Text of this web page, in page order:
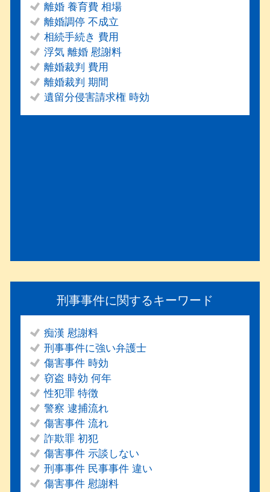
離婚 養育費 相場
離婚調停 不成立
相続手続き 費用
浮気 離婚 慰謝料
離婚裁判 費用
離婚裁判 期間
遺留分侵害請求権 時効
刑事事件に関するキーワード
痴漢 慰謝料
刑事事件に強い弁護士
傷害事件 時効
窃盗 時効 何年
性犯罪 特徴
警察 逮捕流れ
傷害事件 流れ
詐欺罪 初犯
傷害事件 示談しない
刑事事件 民事事件 違い
傷害事件 慰謝料